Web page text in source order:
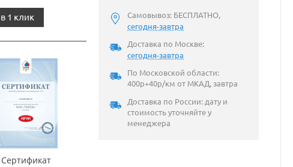
1 клик
Сертификат
Самовывоз: БЕСПЛАТНО,
сегодня-завтра
Доставка по Москве:
сегодня-завтра
По Московской области:
400р+40р/км от МКАД, завтра
Доставка по России: дату и
стоимость уточняйте у
менеджера